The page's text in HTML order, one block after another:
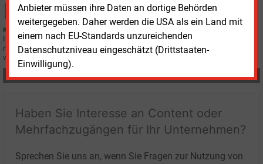
Anbieter müssen ihre Daten an dortige Behörden
weitergegeben. Daher werden die USA als ein Land mit
einem nach EU-Standards unzureichenden
Datenschutzniveau eingeschätzt (Drittstaaten-
Einwilligung).
Eon will bidirektionales Laden auf breite Basis stellen
Im Forschungsprojekt „BDL Next“ testet der Energiekonzern Eon gemeinsam
mit Partnern, wie bidirektionales Laden netz- und marktdienlich skaliert
werden kann.
Teilen:
Haben Sie Interesse an Content oder
Mehrfachzugängen für Ihr Unternehmen?
Sprechen Sie uns an, wenn Sie Fragen zur Nutzung von